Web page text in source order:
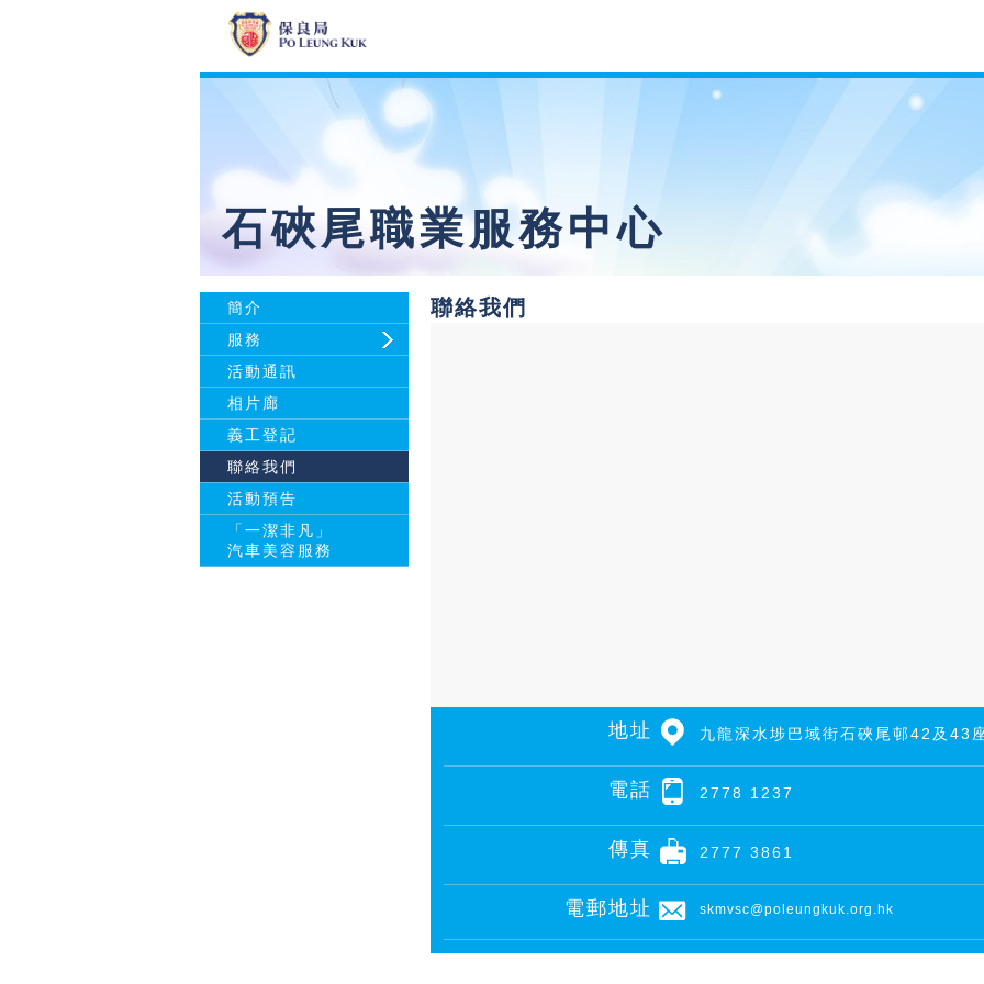
石硤尾職業服務中心
簡介
服務
活動通訊
相片廊
義工登記
聯絡我們
活動預告
「一潔非凡」
汽車美容服務
聯絡我們
地址 九龍深水埗巴域街石硤尾邨42及43
電話 2778 1237
傳真 2777 3861
電郵地址 skmvsc@poleungkuk.org.hk